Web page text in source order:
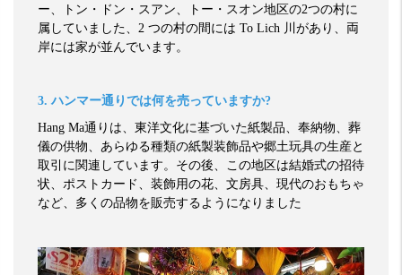
ー、トン・ドン・スアン、トー・スオン地区の2つの村に
属していました、 2 つの村の間には To Lich 川があり、両
岸には家が並んでいます。
3.ハンマー通りでは何を売っていますか?
Hang Ma通りは、東洋文化に基づいた紙製品、奉納物、葬
儀の供物、あらゆる種類の紙製装飾品や郷土玩具の生産と
取引に関連しています。その後、この地区は結婚式の招待
状、ポストカード、装飾用の花、文房具、現代のおもちゃ
など、多くの品物を販売するようになりました